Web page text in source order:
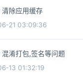
除应用缓存
21 03:09:36
淆打包,签名等问题
13 01:32:19